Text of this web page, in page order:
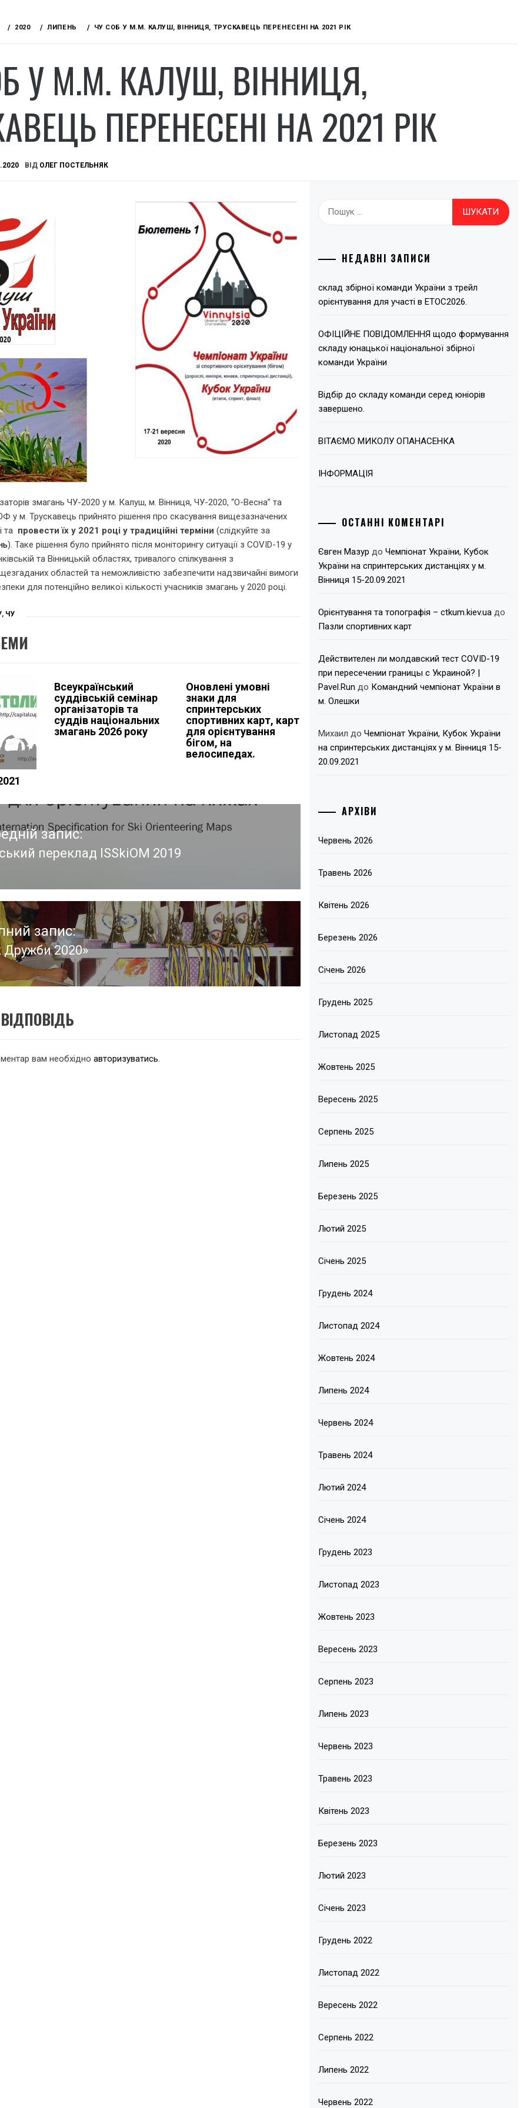
2020 ЛИПЕНЬ ЧУ СОБ У М.М. КАЛУШ, ВІННИЦЯ, ТРУСКАВЕЦЬ ПЕРЕНЕСЕНІ НА 2021 РІК
У М.М. КАЛУШ, ВІННИЦЯ,
ПЕРЕНЕСЕНІ НА 2021 РІК
ВІД ОЛЕГ ПОСТЕЛЬНЯК
змагань ЧУ-2020 у м. Калуш, м. Вінниця, ЧУ-2020, “О-Весна” та
у м. Трускавець прийнято рішення про скасування вищезазначених
та провести їх у 2021 році у традиційні терміни (слідкуйте за
). Таке рішення було прийнято після моніторингу ситуації з COVID-19 у
та Вінницькій областях, тривалого спілкування з
областей та неможливістю забезпечити надзвичайні вимоги
для потенційно великої кількості учасників змагань у 2020 році.
, ЧУ
Всеукраїнський
суддівській семінар
організаторів та
суддів національних
змагань 2026 року
Оновлені умовні
знаки для
спринтерських
спортивних карт, карт
для орієнтування
бігом, на
велосипедах.
запис:
переклад ISSkiOM 2019
запис:
Дружби 2020»
вам необхідно авторизуватись.
НЕДАВНІ ЗАПИСИ
склад збірної команди України з трейл
орієнтування для участі в ЕТОС2026.
ОФІЦІЙНЕ ПОВІДОМЛЕННЯ щодо формування
складу юнацької національної збірної
команди України
Відбір до складу команди серед юніорів
завершено.
ВІТАЄМО МИКОЛУ ОПАНАСЕНКА
ІНФОРМАЦІЯ
ОСТАННІ КОМЕНТАРІ
Євген Мазур доЧемпіонат України, Кубок
України на спринтерських дистанціях у м.
Вінниця 15-20.09.2021
Орієнтування та топографія – ctkum.kiev.ua до
Пазли спортивних карт
Действителен ли молдавский тест COVID-19
при пересечении границы с Украиной? |
Pavel.Run до Командний чемпіонат України в
м. Олешки
Михаил доЧемпіонат України, Кубок України
на спринтерських дистанціях у м. Вінниця 15-
20.09.2021
АРХІВИ
Червень 2026
Травень 2026
Квітень 2026
Березень 2026
Січень 2026
Грудень 2025
Листопад 2025
Жовтень 2025
Вересень 2025
Серпень 2025
Липень 2025
Березень 2025
Лютий 2025
Січень 2025
Грудень 2024
Листопад 2024
Жовтень 2024
Липень 2024
Червень 2024
Травень 2024
Лютий 2024
Січень 2024
Грудень 2023
Листопад 2023
Жовтень 2023
Вересень 2023
Серпень 2023
Липень 2023
Червень 2023
Травень 2023
Квітень 2023
Березень 2023
Лютий 2023
Січень 2023
Грудень 2022
Листопад 2022
Вересень 2022
Серпень 2022
Липень 2022
Червень 2022